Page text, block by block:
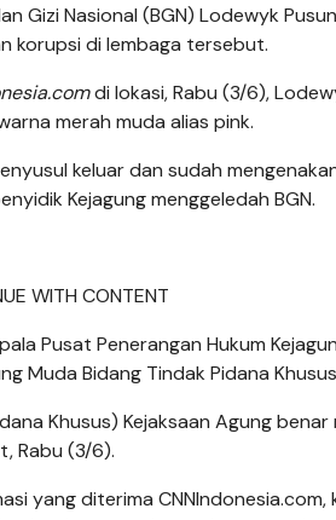
Gizi Nasional (BGN) Lodewyk
korupsi di lembaga tersebut.
di lokasi, Rabu (3/6),
merah muda alias pink.
keluar dan sudah
Kejagung menggeledah BGN.
WITH CONTENT
Pusat Penerangan Hukum
Muda Bidang Tindak Pidana
Khusus) Kejaksaan Agung
Rabu (3/6).
yang diterima